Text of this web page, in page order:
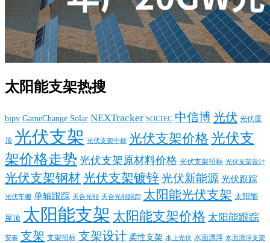
太阳能支架热搜
bipv GameChange Solar NEXTracker SOLTEC 中信博光伏 光伏屋
顶 光伏支架 光伏支架中标 光伏支架价格 光伏支
架价格走势 光伏支架原材料价格 光伏支架招标 光伏支架设计
光伏支架钢材光伏支架镀锌光伏新能源 光伏跟踪
光伏车棚 单轴跟踪 天合光能 天合光能跟踪 太阳能光伏支架 太阳能
屋顶 太阳能支架 太阳能支架价格 太阳能跟踪
安泰 支架 支架招标 支架设计 柔性支架 水上光伏 水面漂浮 水面漂浮支架